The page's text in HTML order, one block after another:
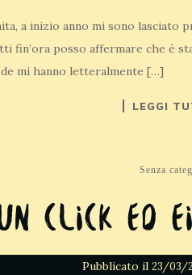
a inizio anno mi sono
fin’ora posso affermare che è
mi hanno letteralmente […]
LEGGI
Senza
click ed
Pubblicato il 23/03/